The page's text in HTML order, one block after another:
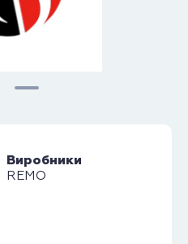
Виробники
REMO